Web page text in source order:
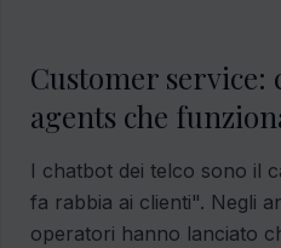
Customer service:
agents che
I chatbot dei telco sono il
fa rabbia ai clienti". Negli
operatori hanno lanciato